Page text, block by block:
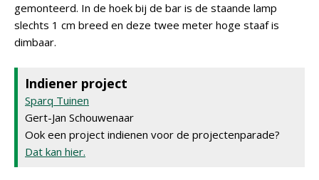
gemonteerd. In de hoek bij de bar is de staande lamp
slechts 1 cm breed en deze twee meter hoge staaf is
dimbaar.
Indiener project
Sparq Tuinen
Gert-Jan Schouwenaar
Ook een project indienen voor de projectenparade?
Dat kan hier.